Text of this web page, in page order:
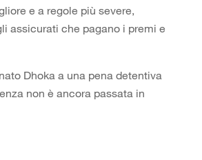
e a regole più severe,
assicurati che pagano i premi e
Dhoka a una pena detentiva
non è ancora passata in